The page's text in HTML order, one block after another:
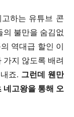
하는 유튜브 콘
불만을 숨김없
역대급 할인 이
지 않도록 배려
죠. 그런데 웬만
네고왕을 통해 오